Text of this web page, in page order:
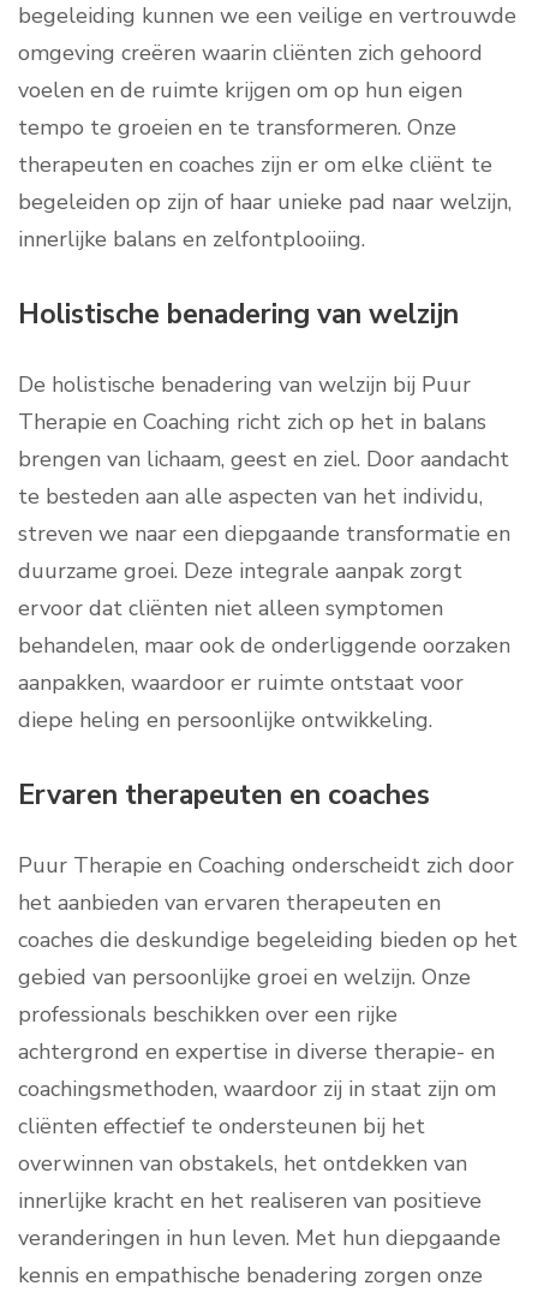
begeleiding kunnen we een veilige en vertrouwde
omgeving creëren waarin cliënten zich gehoord
voelen en de ruimte krijgen om op hun eigen
tempo te groeien en te transformeren. Onze
therapeuten en coaches zijn er om elke cliënt te
begeleiden op zijn of haar unieke pad naar welzijn,
innerlijke balans en zelfontplooiing.
Holistische benadering van welzijn
De holistische benadering van welzijn bij Puur
Therapie en Coaching richt zich op het in balans
brengen van lichaam, geest en ziel. Door aandacht
te besteden aan alle aspecten van het individu,
streven we naar een diepgaande transformatie en
duurzame groei. Deze integrale aanpak zorgt
ervoor dat cliënten niet alleen symptomen
behandelen, maar ook de onderliggende oorzaken
aanpakken, waardoor er ruimte ontstaat voor
diepe heling en persoonlijke ontwikkeling.
Ervaren therapeuten en coaches
Puur Therapie en Coaching onderscheidt zich door
het aanbieden van ervaren therapeuten en
coaches die deskundige begeleiding bieden op het
gebied van persoonlijke groei en welzijn. Onze
professionals beschikken over een rijke
achtergrond en expertise in diverse therapie- en
coachingsmethoden, waardoor zij in staat zijn om
cliënten effectief te ondersteunen bij het
overwinnen van obstakels, het ontdekken van
innerlijke kracht en het realiseren van positieve
veranderingen in hun leven. Met hun diepgaande
kennis en empathische benadering zorgen onze